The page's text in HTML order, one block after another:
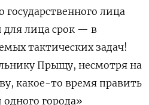
государственного лица
для лица срок — в
тактических задач!
Прыщу, несмотря на
какое-то время править
города»